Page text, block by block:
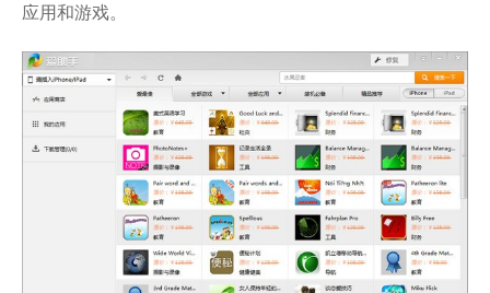
应用和游戏。